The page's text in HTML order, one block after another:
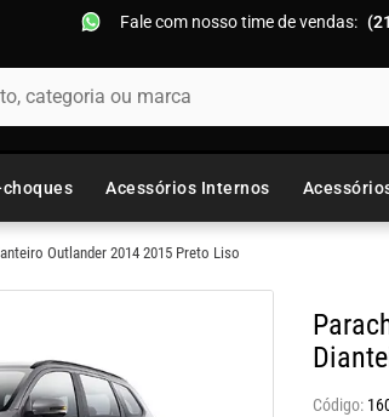
Fale com nosso time de vendas:
ou marca
Acessórios Internos
Outlander 2014 2015 Preto Liso